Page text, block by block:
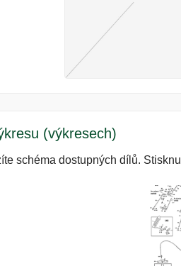
(výkresech)
schéma dostupných dílů.